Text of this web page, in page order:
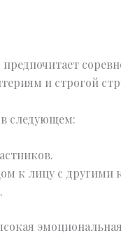
и строгой
следующем:
к лицу с другими